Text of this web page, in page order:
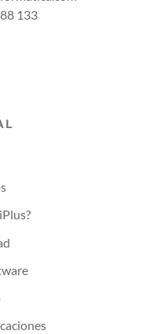
133